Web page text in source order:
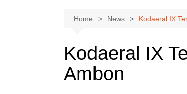
Home News Kodaeral IX
Kodaeral IX
Ambon